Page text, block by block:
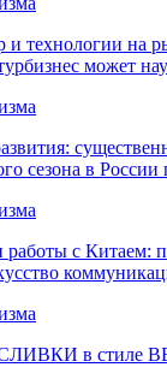
и технологии на
может
сезона в
работы с Китаем:
в стиле